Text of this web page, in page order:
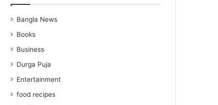
Bangla News
Books
Business
Durga Puja
Entertainment
food recipes